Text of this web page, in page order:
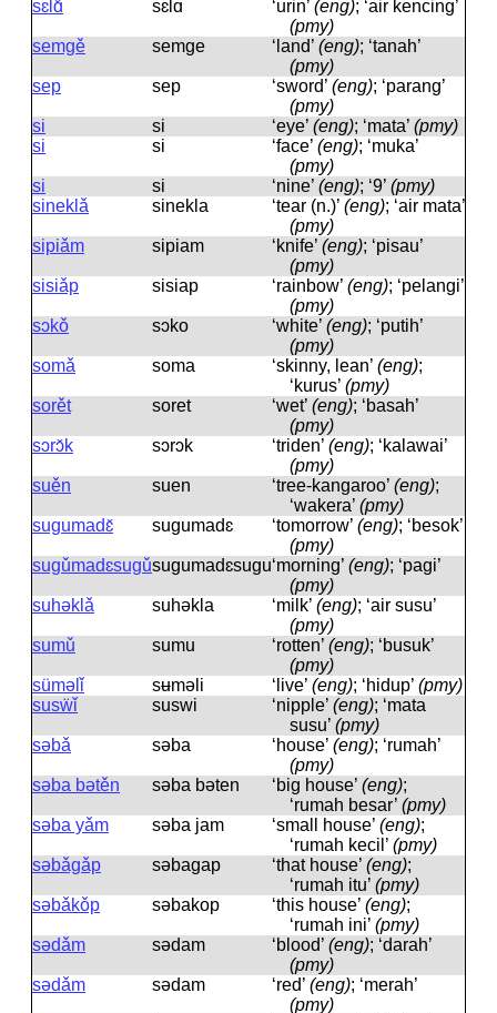
sɛlɑ̌ sɛlɑ ‘urin’ (eng); ‘air kencing’
(pmy)
semgě
semɡe ‘land’ (eng); ‘tanah’
(pmy)
sep
sep ‘sword’ (eng); ‘parang’
(pmy)
si
si ‘eye’ (eng); ‘mata’ (pmy)
si
si ‘face’ (eng); ‘muka’
(pmy)
si
si ‘nine’ (eng); ‘9’ (pmy)
sineklǎ
sinekla ‘tear (n.)’ (eng); ‘air mata’
(pmy)
sipiǎm
sipiam ‘knife’ (eng); ‘pisau’
(pmy)
sisiǎp
sisiap ‘rainbow’ (eng); ‘pelangi’
(pmy)
sɔkǒ
sɔko ‘white’ (eng); ‘putih’
(pmy)
somǎ
soma ‘skinny, lean’ (eng);
‘kurus’ (pmy)
sorět
soret ‘wet’ (eng); ‘basah’
(pmy)
sɔrɔ̌k
sɔrɔk ‘triden’ (eng); ‘kalawai’
(pmy)
suěn
suen ‘tree-kangaroo’ (eng);
‘wakera’ (pmy)
sugumadɛ̌
suɡumadɛ ‘tomorrow’ (eng); ‘besok’
(pmy)
sugǔmadɛsugǔsuɡumadɛsuɡu‘morning’ (eng); ‘pagi’
(pmy)
suhəklǎ
suhəkla ‘milk’ (eng); ‘air susu’
(pmy)
sumǔ
sumu ‘rotten’ (eng); ‘busuk’
(pmy)
süməlǐ
sʉməli ‘live’ (eng); ‘hidup’ (pmy)
susẅǐ
suswi ‘nipple’ (eng); ‘mata
susu’ (pmy)
səbǎ
səba ‘house’ (eng); ‘rumah’
(pmy)
səba bətěn
səba bəten ‘big house’ (eng);
‘rumah besar’ (pmy)
səba yǎm
səba jam ‘small house’ (eng);
‘rumah kecil’ (pmy)
səbǎgǎp
səbaɡap ‘that house’ (eng);
‘rumah itu’ (pmy)
səbǎkǒp
səbakop ‘this house’ (eng);
‘rumah ini’ (pmy)
sədǎm
sədam ‘blood’ (eng); ‘darah’
(pmy)
sədǎm
sədam ‘red’ (eng); ‘merah’
(pmy)